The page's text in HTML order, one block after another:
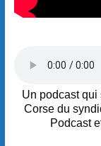
Un podcast
Corse du
Podcast